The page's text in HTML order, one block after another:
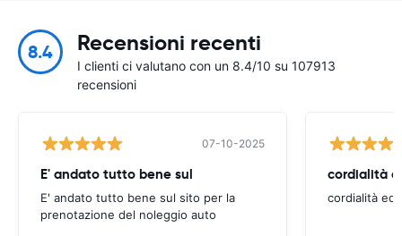
8.4 Recensioni recenti
I clienti ci valutano con un 8.4/10 su 107913
recensioni
07-10-2025
E' andato tutto bene sul
E' andato tutto bene sul sito per la
prenotazione del noleggio auto
cordialità
cordialità ed